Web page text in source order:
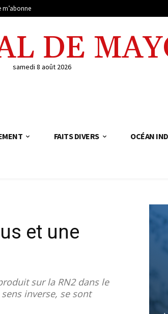
m’abonne
DE
samedi 8 août 2026
FAITS DIVERS OCÉAN
et une
sur la RN2 dans le
inverse, se sont